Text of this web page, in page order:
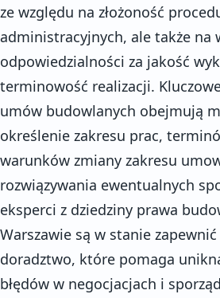
ze względu na złożoność
administracyjnych, ale także na
odpowiedzialności za jakość
terminowość realizacji.
umów budowlanych obejmują
określenie zakresu prac,
warunków zmiany zakresu
rozwiązywania ewentualnych
eksperci z dziedziny prawa
Warszawie są w stanie
doradztwo, które pomaga
błędów w negocjacjach i